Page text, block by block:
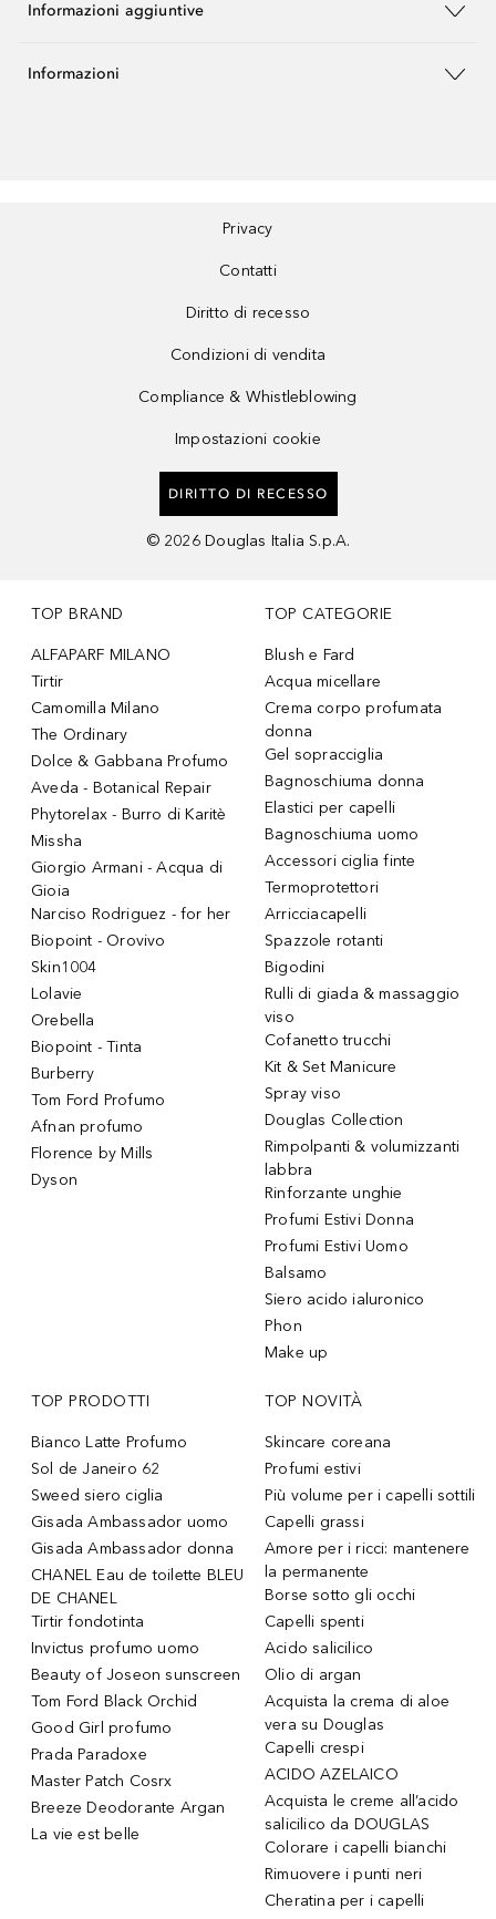
Informazioni aggiuntive
Informazioni
Privacy
Contatti
Diritto di recesso
Condizioni di vendita
Compliance & Whistleblowing
Impostazioni cookie
DIRITTO DI RECESSO
© 2026 Douglas Italia S.p.A.
TOP BRAND
ALFAPARF MILANO
Tirtir
Camomilla Milano
The Ordinary
Dolce & Gabbana Profumo
Aveda - Botanical Repair
Phytorelax - Burro di Karitè
Missha
Giorgio Armani - Acqua di
Gioia
Narciso Rodriguez - for her
Biopoint - Orovivo
Skin1004
Lolavie
Orebella
Biopoint - Tinta
Burberry
Tom Ford Profumo
Afnan profumo
Florence by Mills
Dyson
TOP CATEGORIE
Blush e Fard
Acqua micellare
Crema corpo profumata
donna
Gel sopracciglia
Bagnoschiuma donna
Elastici per capelli
Bagnoschiuma uomo
Accessori ciglia finte
Termoprotettori
Arricciacapelli
Spazzole rotanti
Bigodini
Rulli di giada & massaggio
viso
Cofanetto trucchi
Kit & Set Manicure
Spray viso
Douglas Collection
Rimpolpanti & volumizzanti
labbra
Rinforzante unghie
Profumi Estivi Donna
Profumi Estivi Uomo
Balsamo
Siero acido ialuronico
Phon
Make up
TOP PRODOTTI
Bianco Latte Profumo
Sol de Janeiro 62
Sweed siero ciglia
Gisada Ambassador uomo
Gisada Ambassador donna
CHANEL Eau de toilette BLEU
DE CHANEL
Tirtir fondotinta
Invictus profumo uomo
Beauty of Joseon sunscreen
Tom Ford Black Orchid
Good Girl profumo
Prada Paradoxe
Master Patch Cosrx
Breeze Deodorante Argan
La vie est belle
TOP NOVITÀ
Skincare coreana
Profumi estivi
Più volume per i capelli sottili
Capelli grassi
Amore per i ricci: mantenere
la permanente
Borse sotto gli occhi
Capelli spenti
Acido salicilico
Olio di argan
Acquista la crema di aloe
vera su Douglas
Capelli crespi
ACIDO AZELAICO
Acquista le creme all’acido
salicilico da DOUGLAS
Colorare i capelli bianchi
Rimuovere i punti neri
Cheratina per i capelli